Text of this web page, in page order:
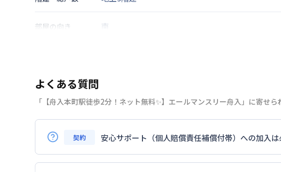
部屋の向き 南
情報更新日 2026年7月24日
よくある質問
「【舟入本町駅徒歩2分！ネット無料✨】エールマンスリー舟入」に寄せら
契約
安心サポート（個人賠償責任補償付帯）への加入は
はい。安心サポートへの加入は必須となります。料金プラン